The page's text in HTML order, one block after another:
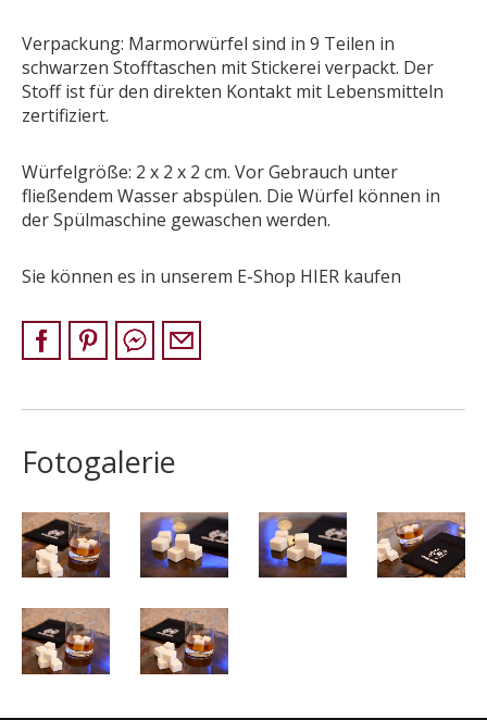
KONTAKT
Verpackung: Marmorwürfel sind in 9 Teilen in
schwarzen Stofftaschen mit Stickerei verpackt. Der
Stoff ist für den direkten Kontakt mit Lebensmitteln
zertifiziert.
Würfelgröße: 2 x 2 x 2 cm. Vor Gebrauch unter
fließendem Wasser abspülen. Die Würfel können in
der Spülmaschine gewaschen werden.
Sie können es in unserem E-Shop HIER kaufen
Fotogalerie